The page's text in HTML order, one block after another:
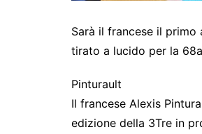
Sarà il francese il primo
tirato a lucido per la
Pinturault
Il francese Alexis
edizione della 3Tre in